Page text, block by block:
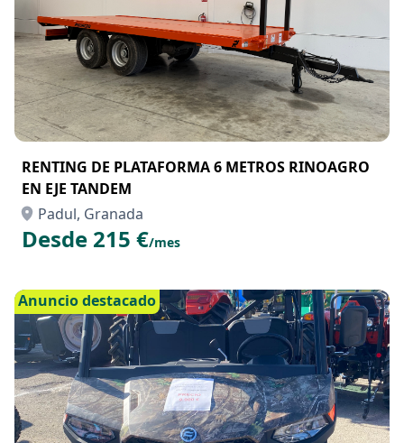
RENTING DE PLATAFORMA 6 METROS RINOAGRO
EN EJE TANDEM
Padul, Granada
Desde 215 €/mes
Anuncio destacado